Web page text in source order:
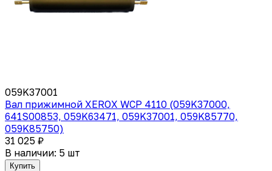
059K37001
Вал прижимной XEROX WCP 4110 (059K37000,
641S00853, 059K63471, 059K37001, 059K85770,
059K85750)
31 025 ₽
В наличии: 5 шт
Купить